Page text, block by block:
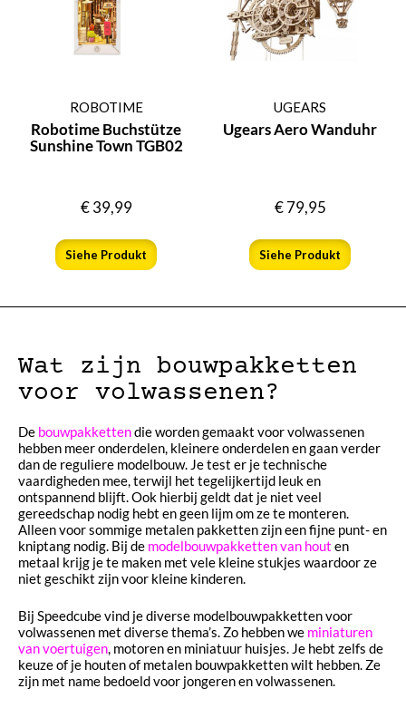
ROBOTIME
Robotime Buchstütze
Sunshine Town TGB02
€39,99
Siehe Produkt
UGEARS
Ugears Aero Wanduhr
€79,95
Siehe Produkt
Wat zijn bouwpakketten
voor volwassenen?
De bouwpakkettendie worden gemaakt voor volwassenen
hebben meer onderdelen, kleinere onderdelen en gaan verder
dan de reguliere modelbouw. Je test er je technische
vaardigheden mee, terwijl het tegelijkertijd leuk en
ontspannend blijft. Ook hierbij geldt dat je niet veel
gereedschap nodig hebt en geen lijm om ze te monteren.
Alleen voor sommige metalen pakketten zijn een fijne punt- en
kniptang nodig. Bij de modelbouwpakketten van hout en
metaal krijg je te maken met vele kleine stukjes waardoor ze
niet geschikt zijn voor kleine kinderen.
Bij Speedcube vind je diverse modelbouwpakketten voor
volwassenen met diverse thema’s. Zo hebben we miniaturen
van voertuigen , motoren en miniatuur huisjes. Je hebt zelfs de
keuze of je houten of metalen bouwpakketten wilt hebben. Ze
zijn met name bedoeld voor jongeren en volwassenen.